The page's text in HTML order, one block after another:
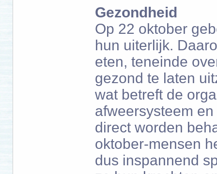
Gezondheid
Op 22 oktober
hun uiterlijk.
eten, teneinde
gezond te laten
wat betreft de
afweersysteem
direct worden
oktober-mensen
dus inspannend